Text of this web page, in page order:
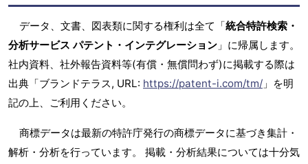
データ、文書、図表類に関する権利は全て「統合特許検索・
分析サービス パテント・インテグレーション 」に帰属します。
社内資料、社外報告資料等(有償・無償問わず)に掲載する際は
出典「ブランドテラス, URL: https://patent-i.com/tm/ 」を明
記の上、ご利用ください。
商標データは最新の特許庁発行の商標データに基づき集計・
解析・分析を行っています。 掲載・分析結果については十分気